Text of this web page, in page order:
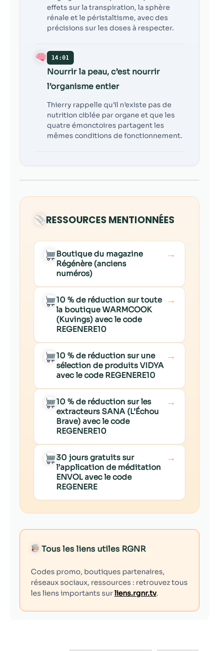
effets sur la transpiration, la sphère
rénale et le péristaltisme, avec des
précisions sur les doses à respecter.
14:01
Nourrir la peau, c’est nourrir
l’organisme entier
Thierry rappelle qu’il n’existe pas de
nutrition ciblée par organe et que les
quatre émonctoires partagent les
mêmes conditions de fonctionnement.
RESSOURCES MENTIONNÉES
Boutique du magazine
Régénère (anciens
numéros)
→
10 % de réduction sur toute
la boutique WARMCOOK
(Kuvings) avec le code
REGENERE10
→
10 % de réduction sur une
sélection de produits VIDYA
avec le code REGENERE10
→
10 % de réduction sur les
extracteurs SANA (L’Échou
Brave) avec le code
REGENERE10
→
30 jours gratuits sur
l’application de méditation
ENVOL avec le code
REGENERE
→
Tous les liens utiles RGNR
Codes promo, boutiques partenaires,
réseaux sociaux, ressources : retrouvez tous
les liens importants surliens.rgnr.tv.